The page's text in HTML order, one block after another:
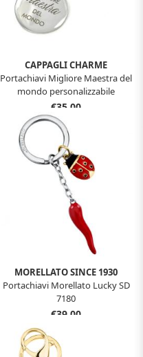
CAPPAGLI CHARME
Portachiavi Migliore Maestra del
mondo personalizzabile
€35,00
MORELLATO SINCE 1930
Portachiavi Morellato Lucky SD
7180
€39,00